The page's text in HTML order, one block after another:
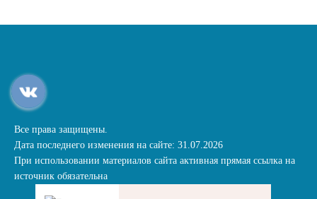
Все права защищены.
Дата последнего изменения на сайте: 31.07.2026
При использовании материалов сайта активная прямая ссылка на
источник обязательна